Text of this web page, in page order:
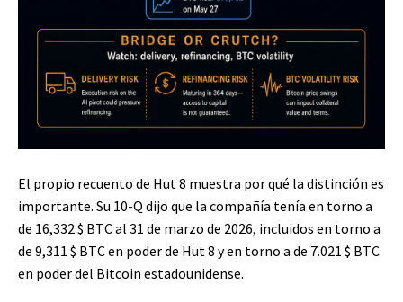
El propio recuento de Hut 8 muestra por qué la distinción es
importante. Su 10-Q dijo que la compañía tenía en torno a
de 16,332$ BTCal 31 de marzo de 2026, incluidos en torno a
de 9,311 $ BTCen poder de Hut 8 y en torno a de 7.021 $ BTC
en poder del Bitcoin estadounidense.